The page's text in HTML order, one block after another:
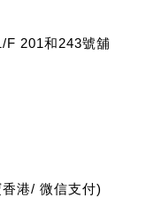
F 201和243號舖
港/ 微信支付)